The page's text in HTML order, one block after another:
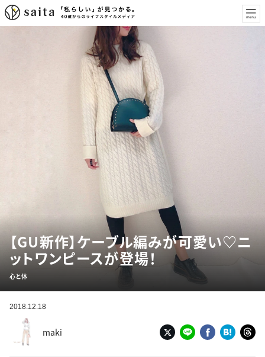
【GU新作】ケーブル編みが可愛い♡ニ
ットワンピースが登場！
心と体
2018.12.18
maki